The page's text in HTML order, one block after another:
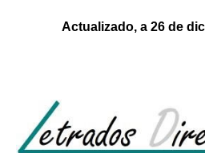
Actualizado, a 26 de